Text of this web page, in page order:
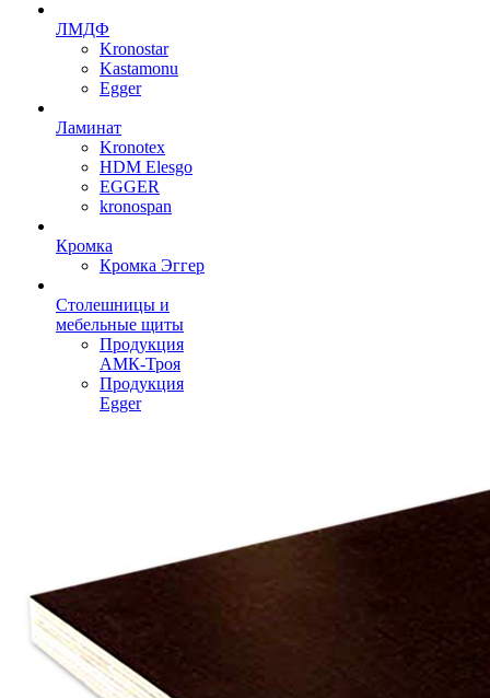
ЛМДФ
Kronostar
Kastamonu
Egger
Ламинат
Kronotex
HDM Elesgo
EGGER
kronospan
Кромка
Кромка Эггер
Столешницы и
мебельные щиты
Продукция
АМК-Троя
Продукция
Egger